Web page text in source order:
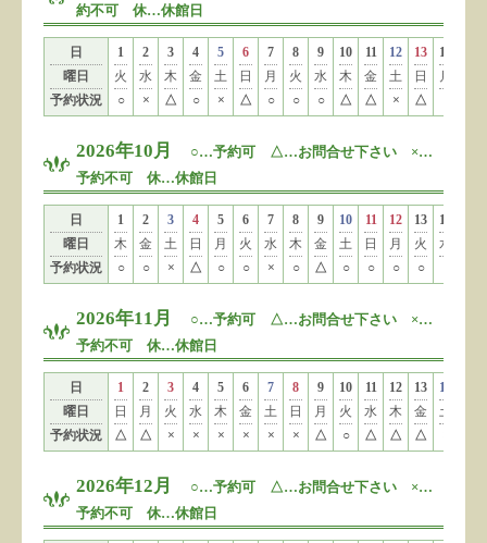
約不可 休…休館日
日
曜日
予約状況
1
火
○
2
水
×
3
木
△
4
金
○
5
土
×
6
日
△
7
月
○
8
火
○
9
水
○
10
木
△
11
金
△
12
土
×
13
日
△
14
月
2026年10月
○…予約可 △…お問合せ下さい ×…
予約不可 休…休館日
日
曜日
予約状況
1
木
○
2
金
○
3
土
×
4
日
△
5
月
○
6
火
○
7
水
×
8
木
○
9
金
△
10
土
○
11
日
○
12
月
○
13
火
○
14
水
2026年11月
○…予約可 △…お問合せ下さい ×…
予約不可 休…休館日
日
曜日
予約状況
1
日
△
2
月
△
3
火
×
4
水
×
5
木
×
6
金
×
7
土
×
8
日
×
9
月
△
10
火
○
11
水
△
12
木
△
13
金
△
14
土
2026年12月
○…予約可 △…お問合せ下さい ×…
予約不可 休…休館日